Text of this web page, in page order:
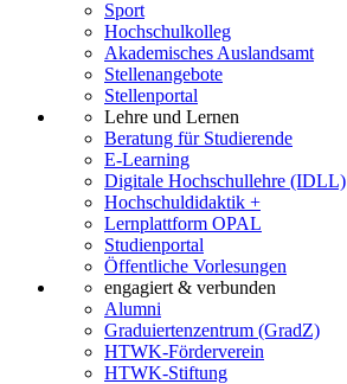
Sport
Hochschulkolleg
Akademisches Auslandsamt
Stellenangebote
Stellenportal
Lehre und Lernen
Beratung für Studierende
E-Learning
Digitale Hochschullehre (IDLL)
Hochschuldidaktik +
Lernplattform OPAL
Studienportal
Öffentliche Vorlesungen
engagiert & verbunden
Alumni
Graduiertenzentrum (GradZ)
HTWK-Förderverein
HTWK-Stiftung